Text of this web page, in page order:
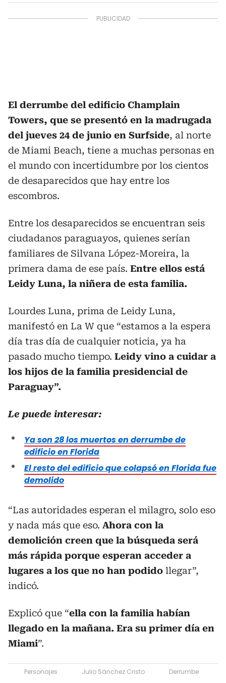
El derrumbe del edificio Champlain
Towers, que se presentó en la madrugada
del jueves 24 de junio en Surfside, al norte
de Miami Beach, tiene a muchas personas en
el mundo con incertidumbre por los cientos
de desaparecidos que hay entre los
escombros.
Entre los desaparecidos se encuentran seis
ciudadanos paraguayos, quienes serían
familiares de Silvana López-Moreira, la
primera dama de ese país. Entre ellos está
Leidy Luna, la niñera de esta familia.
Lourdes Luna, prima de Leidy Luna,
manifestó en La W que “estamos a la espera
día tras día de cualquier noticia, ya ha
pasado mucho tiempo. Leidy vino a cuidar a
los hijos de la familia presidencial de
Paraguay”.
Le puede interesar:
Ya son 28 los muertos en derrumbe de
edificio en Florida
El resto del edificio que colapsó en Florida fue
demolido
“Las autoridades esperan el milagro, solo eso
y nada más que eso. Ahora con la
demolición creen que la búsqueda será
más rápida porque esperan acceder a
lugares a los que no han podido llegar”,
indicó.
Explicó que “ella con la familia habían
llegado en la mañana. Era su primer día en
Miami”.
Personajes Julio Sánchez Cristo Derrumbe